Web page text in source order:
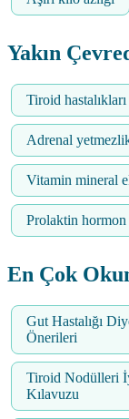
Yakın
Tiroid
Adrenal
Vitamin mineral
Prolaktin
En Çok
Gut Hastalığı
Önerileri
Tiroid Nodülleri
Kılavuzu